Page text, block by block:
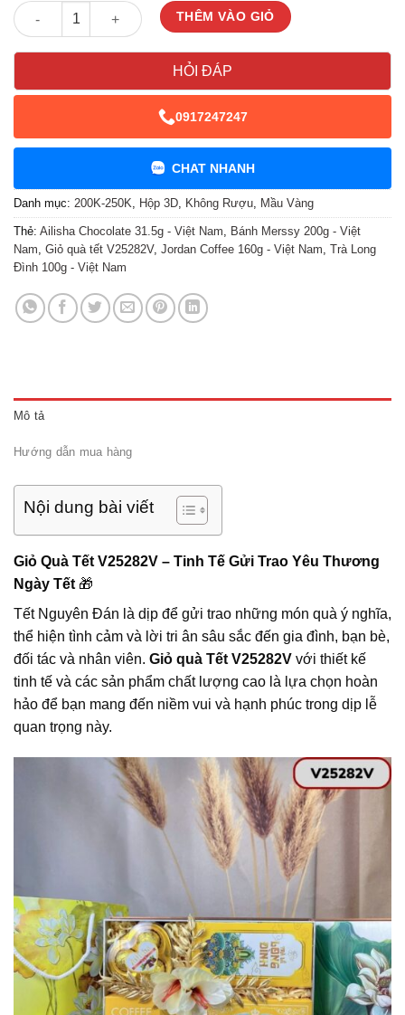
Giỏ Quà Tết V25282V số lượngTHÊM VÀO GIỎ
HỎI ĐÁP
0917247247
CHAT NHANH
Danh mục: 200K-250K, Hộp 3D, Không Rượu, Mầu Vàng
Thẻ: Ailisha Chocolate 31.5g - Việt Nam, Bánh Merssy 200g - Việt
Nam, Giỏ quà tết V25282V, Jordan Coffee 160g - Việt Nam, Trà Long
Đình 100g - Việt Nam
Mô tả
Hướng dẫn mua hàng
Nội dung bài viết
Giỏ Quà Tết V25282V – Tinh Tế Gửi Trao Yêu Thương
Ngày Tết 🎁
Tết Nguyên Đán là dịp để gửi trao những món quà ý nghĩa,
thể hiện tình cảm và lời tri ân sâu sắc đến gia đình, bạn bè,
đối tác và nhân viên. Giỏ quà Tết V25282V với thiết kế
tinh tế và các sản phẩm chất lượng cao là lựa chọn hoàn
hảo để bạn mang đến niềm vui và hạnh phúc trong dịp lễ
quan trọng này.